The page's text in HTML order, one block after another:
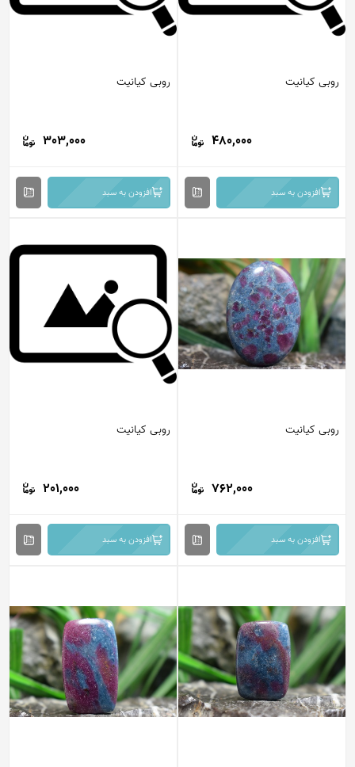
روبی کیانیت
480,000
افزودن به سبد
روبی کیانیت
303,000
افزودن به سبد
روبی کیانیت
762,000
افزودن به سبد
روبی کیانیت
201,000
افزودن به سبد